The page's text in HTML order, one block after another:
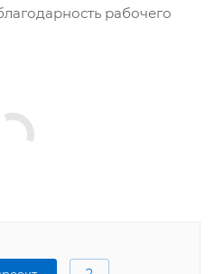
рабочего